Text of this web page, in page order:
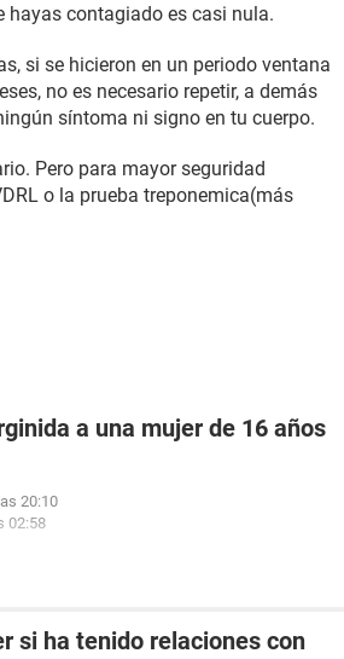
hayas contagiado es casi nula.
si se hicieron en un periodo ventana
no es necesario repetir, a demás
síntoma ni signo en tu cuerpo.
Pero para mayor seguridad
o la prueba treponemica(más
a una mujer de 16 años
20:10
02:58
si ha tenido relaciones con